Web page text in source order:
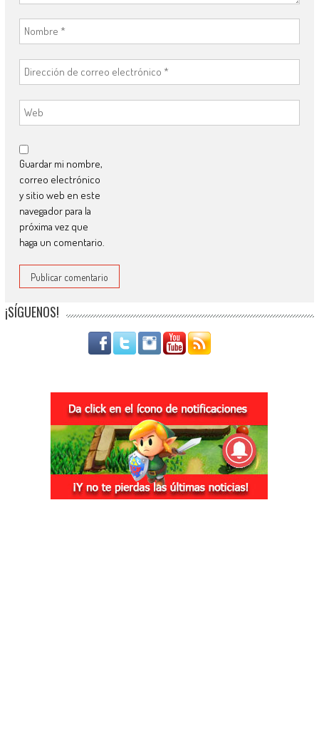
Guardar mi nombre,
correo electrónico
y sitio web en este
navegador para la
próxima vez que
haga un comentario.
¡SÍGUENOS!